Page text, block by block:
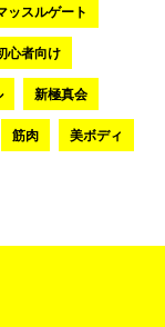
ッスルゲート
心者向け
新極真会
筋肉 美ボディ